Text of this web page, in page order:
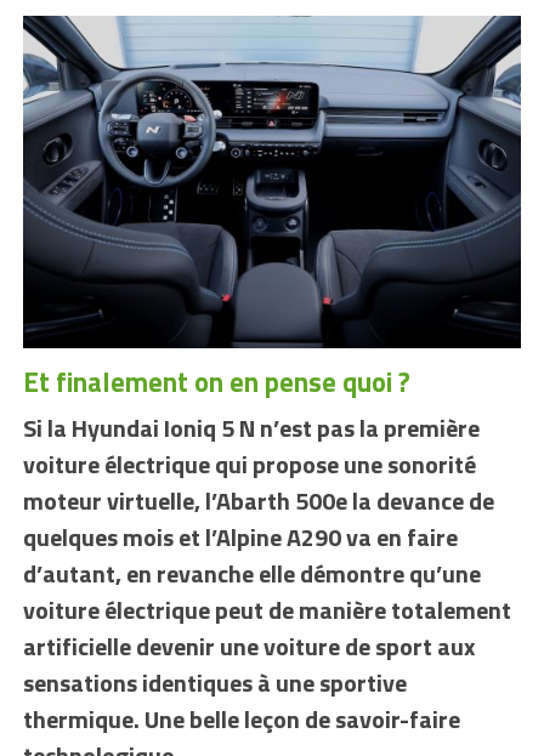
Et finalement on en pense quoi ?
Si la Hyundai Ioniq 5 N n’est pas la première
voiture électrique qui propose une sonorité
moteur virtuelle, l’Abarth 500e la devance de
quelques mois et l’Alpine A290 va en faire
d’autant, en revanche elle démontre qu’une
voiture électrique peut de manière totalement
artificielle devenir une voiture de sport aux
sensations identiques à une sportive
thermique. Une belle leçon de savoir-faire